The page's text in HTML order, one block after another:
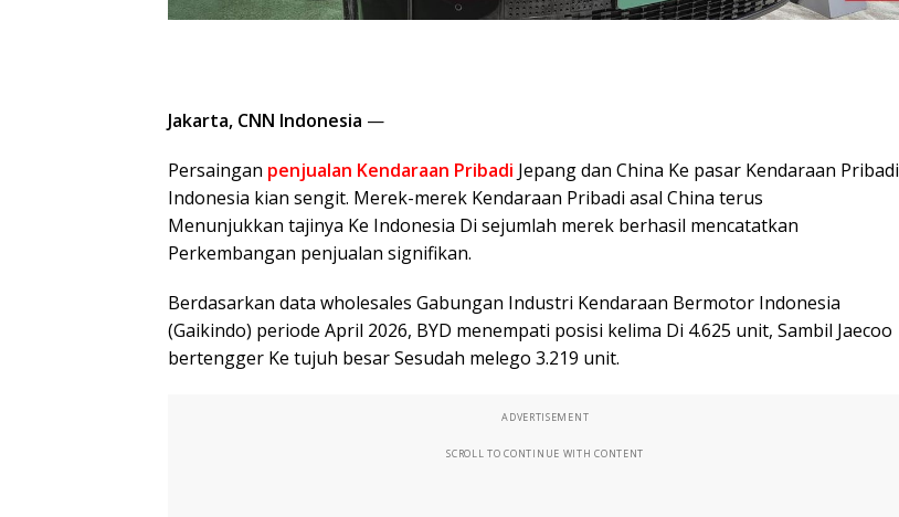
Jakarta, CNN Indonesia —
Persaingan penjualan Kendaraan Pribadi Jepang dan China Ke pasar Kendaraan Pribadi
Indonesia kian sengit. Merek-merek Kendaraan Pribadi asal China terus
Menunjukkan tajinya Ke Indonesia Di sejumlah merek berhasil mencatatkan
Perkembangan penjualan signifikan.
Berdasarkan data wholesales Gabungan Industri Kendaraan Bermotor Indonesia
(Gaikindo) periode April 2026, BYD menempati posisi kelima Di 4.625 unit, Sambil Jaecoo
bertengger Ke tujuh besar Sesudah melego 3.219 unit.
ADVERTISEMENT
SCROLL TO CONTINUE WITH CONTENT